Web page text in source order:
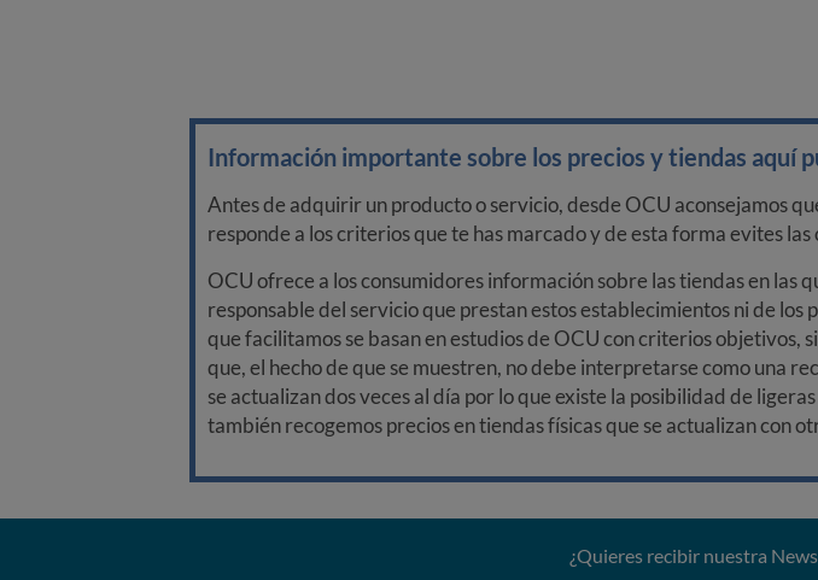
Información importante sobre los precios y tiendas aquí
Antes de adquirir un producto o servicio, desde OCU aconsejamos
responde a los criterios que te has marcado y de esta forma evites las
OCU ofrece a los consumidores información sobre las tiendas en las
responsable del servicio que prestan estos establecimientos ni de
que facilitamos se basan en estudios de OCU con criterios objetivos,
que, el hecho de que se muestren, no debe interpretarse como una
se actualizan dos veces al día por lo que existe la posibilidad de
también recogemos precios en tiendas físicas que se actualizan con
¿Quieres recibir nuestra